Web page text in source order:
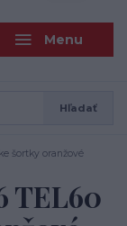
Menu
Hľadať
šortky oranžové
TEL60